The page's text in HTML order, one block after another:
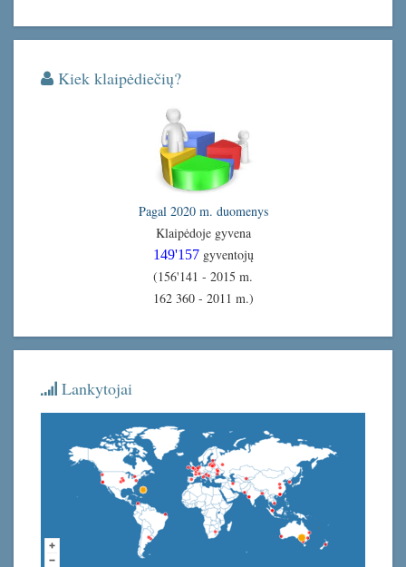
Kiek klaipėdiečių?
Pagal 2020 m. duomenys
Klaipėdoje gyvena
149'157 gyventojų
(156'141 - 2015 m.
162 360 - 2011 m.)
Lankytojai